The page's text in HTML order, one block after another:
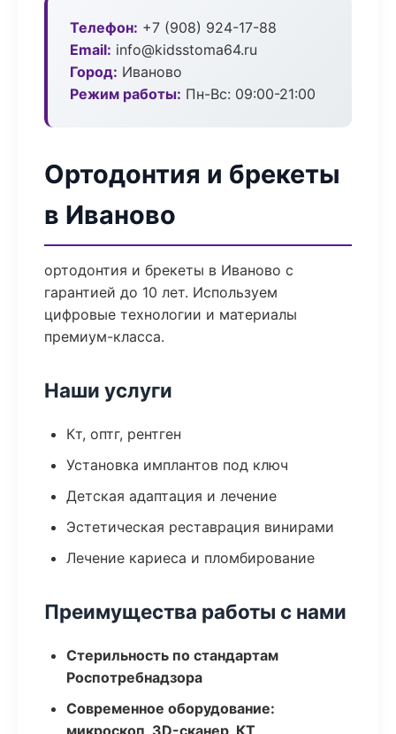
Телефон: +7 (908) 924-17-88
Email: info@kidsstoma64.ru
Город: Иваново
Режим работы: Пн-Вс: 09:00-21:00
Ортодонтия и брекеты
в Иваново
ортодонтия и брекеты в Иваново с
гарантией до 10 лет. Используем
цифровые технологии и материалы
премиум-класса.
Наши услуги
Кт, оптг, рентген
Установка имплантов под ключ
Детская адаптация и лечение
Эстетическая реставрация винирами
Лечение кариеса и пломбирование
Преимущества работы с нами
Стерильность по стандартам
Роспотребнадзора
Современное оборудование:
микроскоп, 3D-сканер, КТ